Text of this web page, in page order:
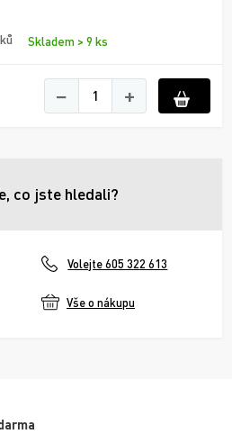
Skladem > 9 ks
− +
co jste hledali?
Volejte 605 322 613
Vše o nákupu